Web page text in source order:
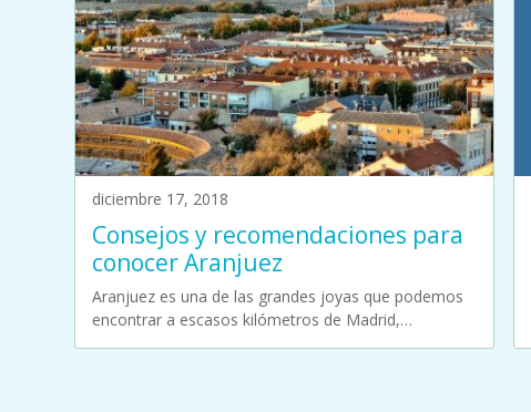
diciembre 17, 2018
Consejos y recomendaciones para
conocer Aranjuez
Aranjuez es una de las grandes joyas que podemos
encontrar a escasos kilómetros de Madrid,…